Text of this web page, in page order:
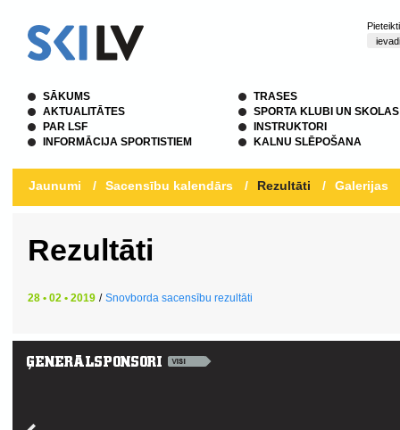
SĀKUMS
AKTUALITĀTES
PAR LSF
INFORMĀCIJA SPORTISTIEM
TRASES
SPORTA KLUBI UN SKOLAS
INSTRUKTORI
KALNU SLĒPOŠANA
Jaunumi / Sacensību kalendārs / Rezultāti / Galerijas
Rezultāti
28 • 02 • 2019 / Snovborda sacensību rezultāti